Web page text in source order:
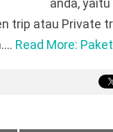
anda,
trip atau Private
Read More: